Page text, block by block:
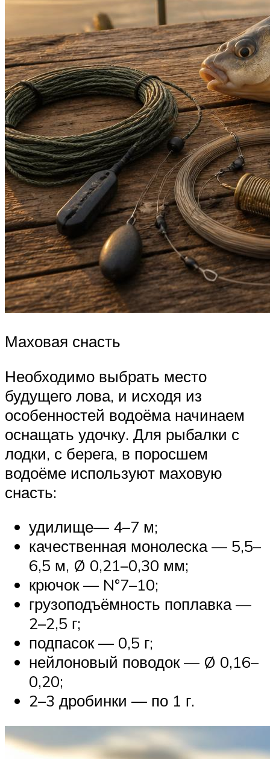
Маховая снасть
Необходимо выбрать место
будущего лова, и исходя из
особенностей водоёма начинаем
оснащать удочку. Для рыбалки с
лодки, с берега, в поросшем
водоёме используют маховую
снасть:
удилище— 4–7 м;
качественная монолеска — 5,5–
6,5 м, Ø 0,21–0,30 мм;
крючок — N°7–10;
грузоподъёмность поплавка —
2–2,5 г;
подпасок — 0,5 г;
нейлоновый поводок — Ø 0,16–
0,20;
2–3 дробинки — по 1 г.